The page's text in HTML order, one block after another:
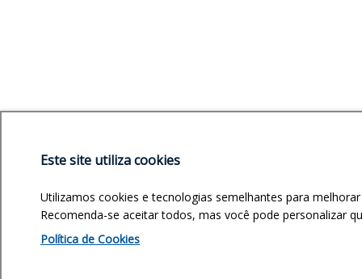
Este site utiliza cookies
Utilizamos cookies e tecnologias semelhantes para
Recomenda-se aceitar todos, mas você pode personalizar
Política de Cookies